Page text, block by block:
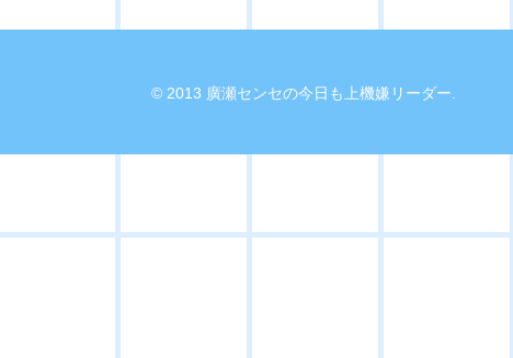
© 2013 廣瀬センセの今日も上機嫌リーダー.